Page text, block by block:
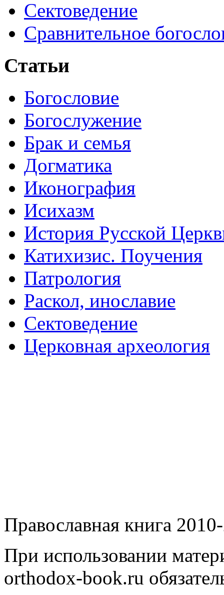
Сектоведение
Сравнительное
Статьи
Богословие
Богослужение
Брак и семья
Догматика
Иконография
Исихазм
История Русской
Катихизис. Поучения
Патрология
Раскол, инославие
Сектоведение
Церковная археология
Православная книга
При использовании
orthodox-book.ru